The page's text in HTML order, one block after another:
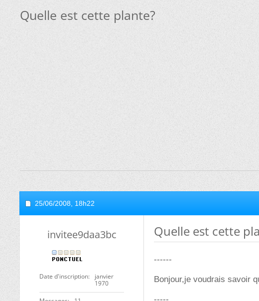
Quelle est cette plante?
25/06/2008, 18h22
invitee9daa3bc
Date d'inscription
janvier
1970
Quelle est cette
------
Bonjour,je voudrais savoir